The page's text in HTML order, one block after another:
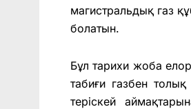
магистральдық газ
болатын.
Бұл тарихи жоба
табиғи газбен
теріскей